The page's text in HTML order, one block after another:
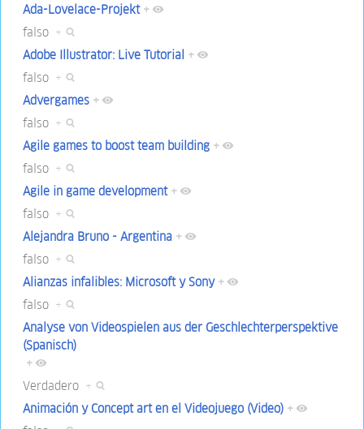
Ada-Lovelace-Projekt +
falso +
Adobe Illustrator: Live Tutorial +
falso +
Advergames +
falso +
Agile games to boost team building +
falso +
Agile in game development +
falso +
Alejandra Bruno - Argentina +
falso +
Alianzas infalibles: Microsoft y Sony +
falso +
Analyse von Videospielen aus der Geschlechterperspektive
(Spanisch)
+
Verdadero +
Animación y Concept art en el Videojuego (Video) +